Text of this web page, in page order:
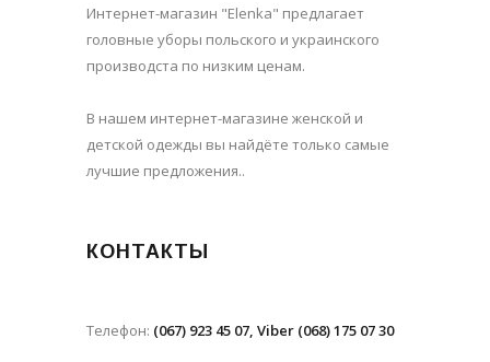
Интернет-магазин "Elenka" предлагает
головные уборы польского и украинского
производста по низким ценам.
В нашем интернет-магазине женской и
детской одежды вы найдёте только самые
лучшие предложения..
КОНТАКТЫ
Телефон: (067) 923 45 07, Viber (068) 175 07 30